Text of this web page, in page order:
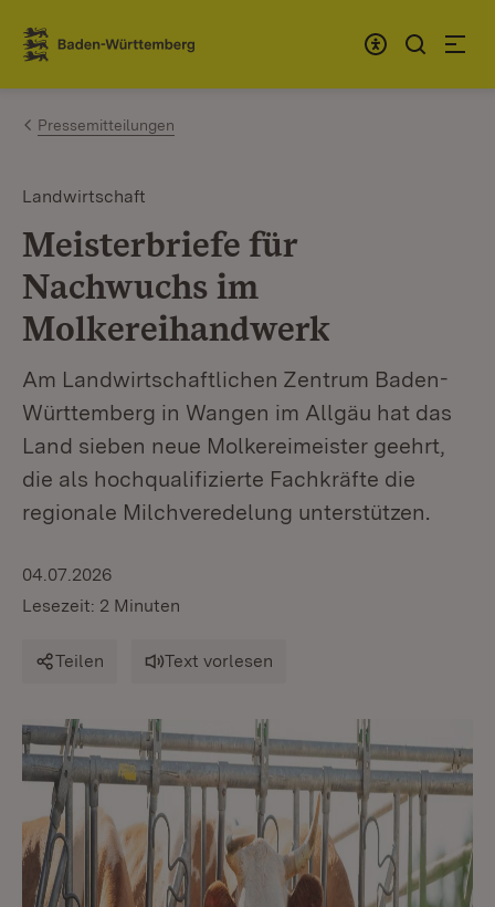
Zum Inhalt springen
Link zur Startseite
Pressemitteilungen
Landwirtschaft
Meisterbriefe für
Nachwuchs im
Molkereihandwerk
Am Landwirtschaftlichen Zentrum Baden-
Württemberg in Wangen im Allgäu hat das
Land sieben neue Molkereimeister geehrt,
die als hochqualifizierte Fachkräfte die
regionale Milchveredelung unterstützen.
04.07.2026
Lesezeit: 2 Minuten
Teilen Text vorlesen